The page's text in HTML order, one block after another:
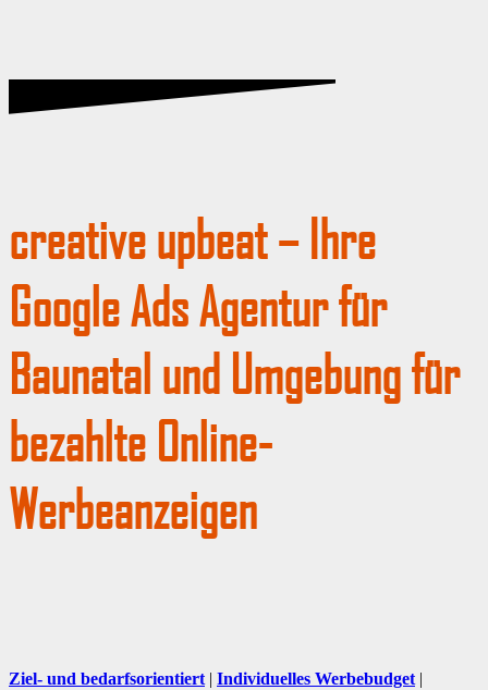
creative upbeat – Ihre
Google Ads Agentur für
Baunatal und Umgebung für
bezahlte Online-
Werbeanzeigen
Ziel- und bedarfsorientiert| Individuelles Werbebudget|